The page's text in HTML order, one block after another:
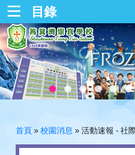
目錄
首頁 » 校園消息 » 活動速報 - 社